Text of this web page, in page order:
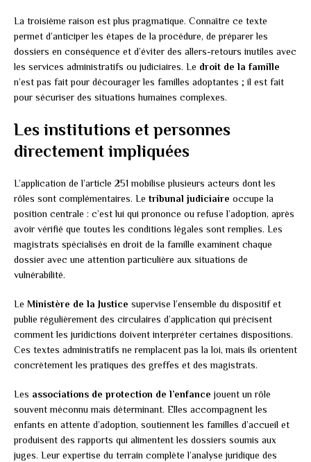
La troisième raison est plus pragmatique. Connaître ce texte
permet d’anticiper les étapes de la procédure, de préparer les
dossiers en conséquence et d’éviter des allers-retours inutiles avec
les services administratifs ou judiciaires. Le droit de la famille
n’est pas fait pour décourager les familles adoptantes ; il est fait
pour sécuriser des situations humaines complexes.
Les institutions et personnes
directement impliquées
L’application de l’article 251 mobilise plusieurs acteurs dont les
rôles sont complémentaires. Le tribunal judiciaire occupe la
position centrale : c’est lui qui prononce ou refuse l’adoption, après
avoir vérifié que toutes les conditions légales sont remplies. Les
magistrats spécialisés en droit de la famille examinent chaque
dossier avec une attention particulière aux situations de
vulnérabilité.
Le Ministère de la Justice supervise l’ensemble du dispositif et
publie régulièrement des circulaires d’application qui précisent
comment les juridictions doivent interpréter certaines dispositions.
Ces textes administratifs ne remplacent pas la loi, mais ils orientent
concrètement les pratiques des greffes et des magistrats.
Les associations de protection de l’enfance jouent un rôle
souvent méconnu mais déterminant. Elles accompagnent les
enfants en attente d’adoption, soutiennent les familles d’accueil et
produisent des rapports qui alimentent les dossiers soumis aux
juges. Leur expertise du terrain complète l’analyse juridique des